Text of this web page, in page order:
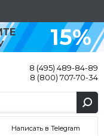
15%
8 (495) 489-84-89
8 (800) 707-70-34
Написать в Telegram